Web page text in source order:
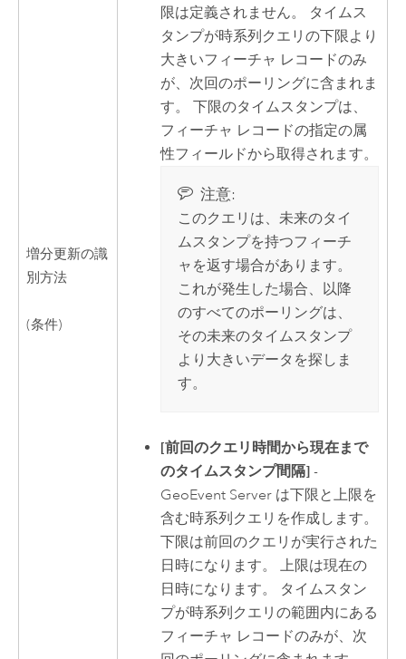
増分更新の識
別方法
(条件)
限は定義されません。 タイムス
タンプが時系列クエリの下限より
大きいフィーチャ レコードのみ
が、次回のポーリングに含まれま
す。 下限のタイムスタンプは、
フィーチャ レコードの指定の属
性フィールドから取得されます。
注意:
このクエリは、未来のタイ
ムスタンプを持つフィーチ
ャを返す場合があります。
これが発生した場合、以降
のすべてのポーリングは、
その未来のタイムスタンプ
より大きいデータを探しま
す。
[前回のクエリ時間から現在まで
のタイムスタンプ間隔] -
GeoEvent Server は下限と上限を
含む時系列クエリを作成します。
下限は前回のクエリが実行された
日時になります。 上限は現在の
日時になります。 タイムスタン
プが時系列クエリの範囲内にある
フィーチャ レコードのみが、次